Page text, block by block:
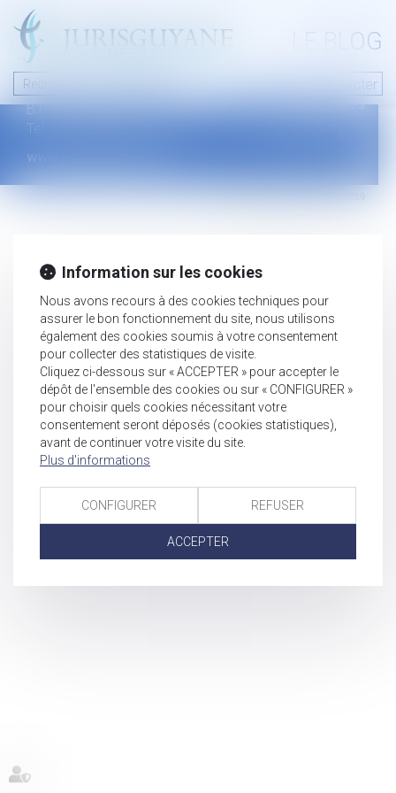
LE BLOG
Nous contacter
46 avenue de la liberté
B.P.315 - 97327 Cayenne Cedex
Tel : +594 594 29 45 35
www.jurisguyane.com
Mentions légales
Information sur les cookies
Nous avons recours à des cookies techniques pour
assurer le bon fonctionnement du site, nous utilisons
également des cookies soumis à votre consentement
pour collecter des statistiques de visite.
Cliquez ci-dessous sur « ACCEPTER » pour accepter le
dépôt de l'ensemble des cookies ou sur « CONFIGURER »
pour choisir quels cookies nécessitant votre
consentement seront déposés (cookies statistiques),
avant de continuer votre visite du site.
Plus d'informations
CONFIGURER REFUSER
ACCEPTER